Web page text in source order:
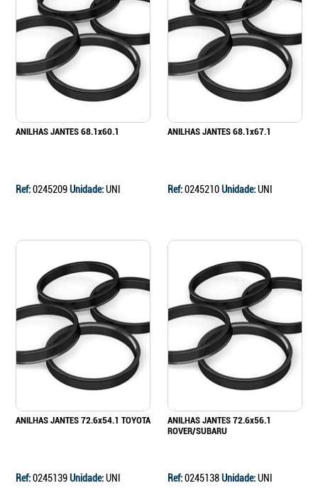
ANILHAS JANTES 68.1x60.1
Ref:0245209Unidade:UNI
ANILHAS JANTES 68.1x67.1
Ref:0245210Unidade:UNI
ANILHAS JANTES 72.6x54.1 TOYOTA
Ref:0245139Unidade:UNI
ANILHAS JANTES 72.6x56.1
ROVER/SUBARU
Ref:0245138Unidade:UNI